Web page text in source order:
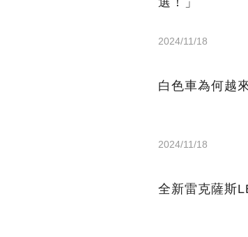
2024/11/18
白色車為何越
2024/11/18
全新雷克薩斯